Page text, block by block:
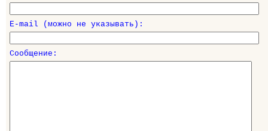
E-mail (можно не указывать):
Сообщение: